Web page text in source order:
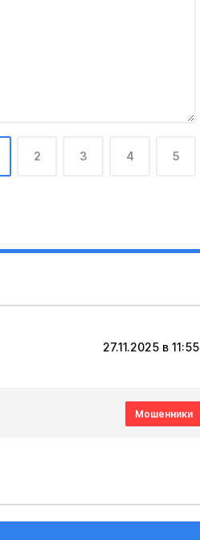
2 3 4 5
27.11.2025 в 11:55
Мошенники